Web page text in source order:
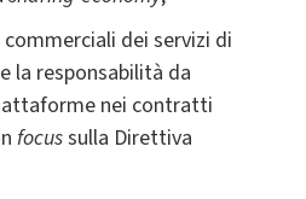
dei servizi di
la responsabilità da
nei contratti
focussulla Direttiva